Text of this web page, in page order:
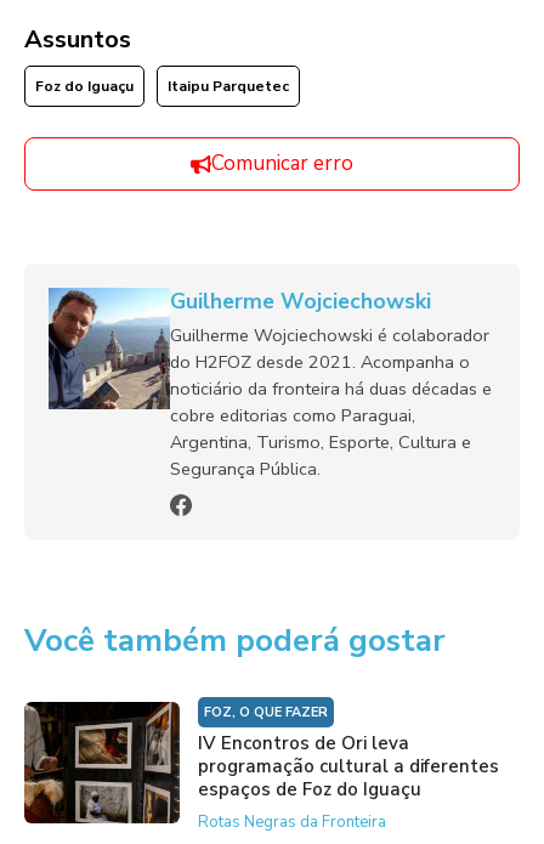
Assuntos
Foz do Iguaçu Itaipu Parquetec
Comunicar erro
Guilherme Wojciechowski
Guilherme Wojciechowski é colaborador
do H2FOZ desde 2021. Acompanha o
noticiário da fronteira há duas décadas e
cobre editorias como Paraguai,
Argentina, Turismo, Esporte, Cultura e
Segurança Pública.
Você também poderá gostar
FOZ, O QUE FAZER
IV Encontros de Ori leva
programação cultural a diferentes
espaços de Foz do Iguaçu
Rotas Negras da Fronteira